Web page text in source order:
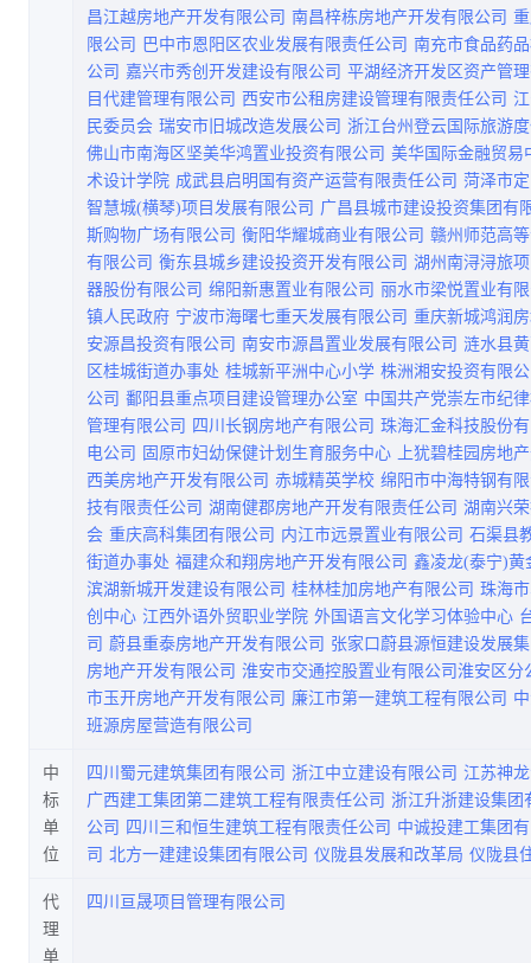
昌江越房地产开发有限公司 南昌梓栋房地产开发有限公司
限公司
巴中市恩阳区农业发展有限责任公司 南充市食品药
公司
嘉兴市秀创开发建设有限公司 平湖经济开发区资产管
目代建管理有限公司
西安市公租房建设管理有限责任公司
民委员会 瑞安市旧城改造发展公司
浙江台州登云国际旅游
佛山市南海区坚美华鸿置业投资有限公司 美华国际金融贸易
术设计学院 成武县启明国有资产运营有限责任公司
菏泽市
智慧城(横琴)项目发展有限公司
广昌县城市建设投资集团有
斯购物广场有限公司 衡阳华耀城商业有限公司 赣州师范高
有限公司 衡东县城乡建设投资开发有限公司 湖州南浔浔旅
器股份有限公司 绵阳新惠置业有限公司
丽水市梁悦置业有
镇人民政府 宁波市海曙七重天发展有限公司 重庆新城鸿润
安源昌投资有限公司 南安市源昌置业发展有限公司
涟水县
区桂城街道办事处 桂城新平洲中心小学 株洲湘安投资有限
公司 鄱阳县重点项目建设管理办公室 中国共产党崇左市纪
管理有限公司
四川长钢房地产有限公司 珠海汇金科技股份
电公司
固原市妇幼保健计划生育服务中心
上犹碧桂园房地
西美房地产开发有限公司 赤城精英学校 绵阳市中海特钢有
技有限责任公司 湖南健郡房地产开发有限责任公司 湖南兴
会 重庆高科集团有限公司 内江市远景置业有限公司 石渠县
街道办事处 福建众和翔房地产开发有限公司 鑫凌龙(泰宁)黄
滨湖新城开发建设有限公司 桂林桂加房地产有限公司 珠海
创中心 江西外语外贸职业学院 外国语言文化学习体验中心
司
蔚县重泰房地产开发有限公司
张家口蔚县源恒建设发展
房地产开发有限公司 淮安市交通控股置业有限公司淮安区分
市玉开房地产开发有限公司
廉江市第一建筑工程有限公司
班源房屋营造有限公司
中
标
单
位
四川蜀元建筑集团有限公司 浙江中立建设有限公司 江苏神
广西建工集团第二建筑工程有限责任公司
浙江升浙建设集团
公司
四川三和恒生建筑工程有限责任公司
中诚投建工集团
司 北方一建建设集团有限公司 仪陇县发展和改革局 仪陇县
代
理
单
四川亘晟项目管理有限公司